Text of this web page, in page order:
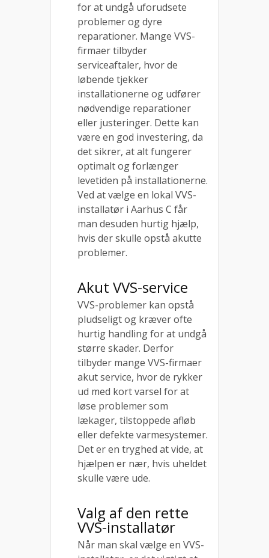
for at undgå uforudsete
problemer og dyre
reparationer. Mange VVS-
firmaer tilbyder
serviceaftaler, hvor de
løbende tjekker
installationerne og udfører
nødvendige reparationer
eller justeringer. Dette kan
være en god investering, da
det sikrer, at alt fungerer
optimalt og forlænger
levetiden på installationerne.
Ved at vælge en lokal VVS-
installatør i Aarhus C får
man desuden hurtig hjælp,
hvis der skulle opstå akutte
problemer.
Akut VVS-service
VVS-problemer kan opstå
pludseligt og kræver ofte
hurtig handling for at undgå
større skader. Derfor
tilbyder mange VVS-firmaer
akut service, hvor de rykker
ud med kort varsel for at
løse problemer som
lækager, tilstoppede afløb
eller defekte varmesystemer.
Det er en tryghed at vide, at
hjælpen er nær, hvis uheldet
skulle være ude.
Valg af den rette
VVS-installatør
Når man skal vælge en VVS-